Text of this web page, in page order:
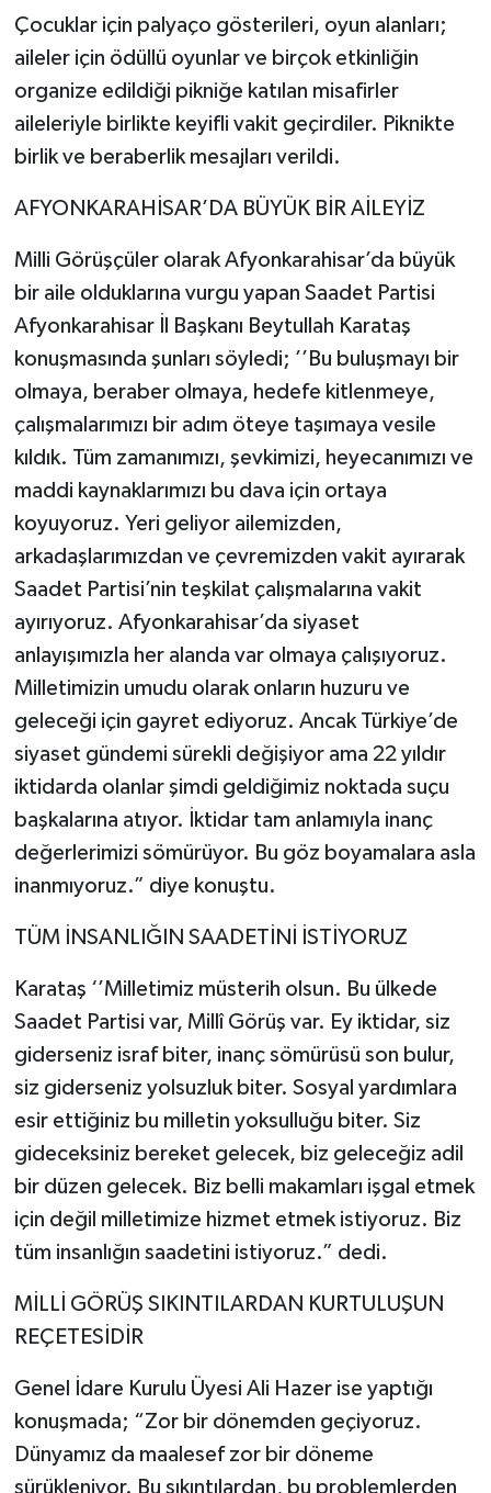
Çocuklar için palyaço gösterileri, oyun alanları;
aileler için ödüllü oyunlar ve birçok etkinliğin
organize edildiği pikniğe katılan misafirler
aileleriyle birlikte keyifli vakit geçirdiler. Piknikte
birlik ve beraberlik mesajları verildi.
AFYONKARAHİSAR’DA BÜYÜK BİR AİLEYİZ
Milli Görüşçüler olarak Afyonkarahisar’da büyük
bir aile olduklarına vurgu yapan Saadet Partisi
Afyonkarahisar İl Başkanı Beytullah Karataş
konuşmasında şunları söyledi; ’’Bu buluşmayı bir
olmaya, beraber olmaya, hedefe kitlenmeye,
çalışmalarımızı bir adım öteye taşımaya vesile
kıldık. Tüm zamanımızı, şevkimizi, heyecanımızı ve
maddi kaynaklarımızı bu dava için ortaya
koyuyoruz. Yeri geliyor ailemizden,
arkadaşlarımızdan ve çevremizden vakit ayırarak
Saadet Partisi’nin teşkilat çalışmalarına vakit
ayırıyoruz. Afyonkarahisar’da siyaset
anlayışımızla her alanda var olmaya çalışıyoruz.
Milletimizin umudu olarak onların huzuru ve
geleceği için gayret ediyoruz. Ancak Türkiye’de
siyaset gündemi sürekli değişiyor ama 22 yıldır
iktidarda olanlar şimdi geldiğimiz noktada suçu
başkalarına atıyor. İktidar tam anlamıyla inanç
değerlerimizi sömürüyor. Bu göz boyamalara asla
inanmıyoruz.” diye konuştu.
TÜM İNSANLIĞIN SAADETİNİ İSTİYORUZ
Karataş ‘’Milletimiz müsterih olsun. Bu ülkede
Saadet Partisi var, Millî Görüş var. Ey iktidar, siz
giderseniz israf biter, inanç sömürüsü son bulur,
siz giderseniz yolsuzluk biter. Sosyal yardımlara
esir ettiğiniz bu milletin yoksulluğu biter. Siz
gideceksiniz bereket gelecek, biz geleceğiz adil
bir düzen gelecek. Biz belli makamları işgal etmek
için değil milletimize hizmet etmek istiyoruz. Biz
tüm insanlığın saadetini istiyoruz.” dedi.
MİLLİ GÖRÜŞ SIKINTILARDAN KURTULUŞUN
REÇETESİDİR
Genel İdare Kurulu Üyesi Ali Hazer ise yaptığı
konuşmada; “Zor bir dönemden geçiyoruz.
Dünyamız da maalesef zor bir döneme
sürükleniyor. Bu sıkıntılardan, bu problemlerden